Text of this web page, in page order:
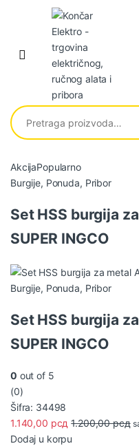
Skip to navigation
Skip to content
Pretraga za:
P
o
d
u
c
t
C
r
o
u
AkcijaPopularno
Burgije, Ponuda, Pribor
Set HSS burgija
SUPER INGCO
Burgije, Ponuda, Pribor
Set HSS burgija
SUPER INGCO
0 out of 5
(0)
Šifra: 34498
1.140,00 рсд 1.200,00рсд
Dodaj u korpu